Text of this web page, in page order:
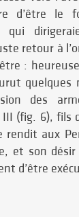
d’être le
qui
retour à
:
quelques
des
(fig. 6), fils
aux
et son désir
d’être